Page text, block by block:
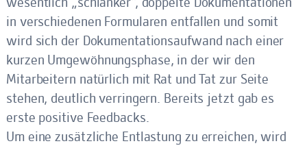
in verschiedenen Formularen entfallen und somit
wird sich der Dokumentationsaufwand nach einer
kurzen Umgewöhnungsphase, in der wir den
Mitarbeitern natürlich mit Rat und Tat zur Seite
stehen, deutlich verringern. Bereits jetzt gab es
erste positive Feedbacks.
Um eine zusätzliche Entlastung zu erreichen, wird